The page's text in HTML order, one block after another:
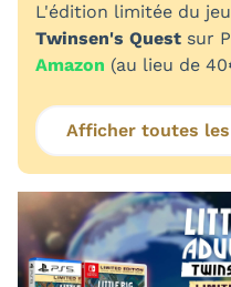
L'édition limitée du jeu
Twinsen's Quest sur
Amazon (au lieu de
Afficher toutes